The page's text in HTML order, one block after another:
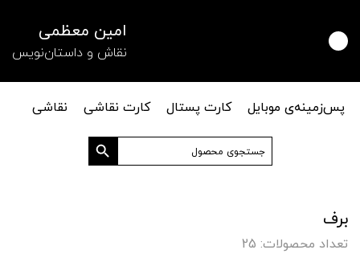
امین معظمی
نقاش و داستان‌نویس
پس‌زمینه‌ی موبایل کارت پستال کارت نقاشی
نقاشی
جستجو
برای:
دکمه جستجو
برف
تعداد محصولات: 25